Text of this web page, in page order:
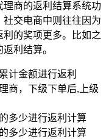
商的返利结算系统功
交电商中则往往因为
的奖项更多。比如之
利结算。
计金额进行返利
商，下级下单后,上级
多少进行返利计算
多少进行返利计算